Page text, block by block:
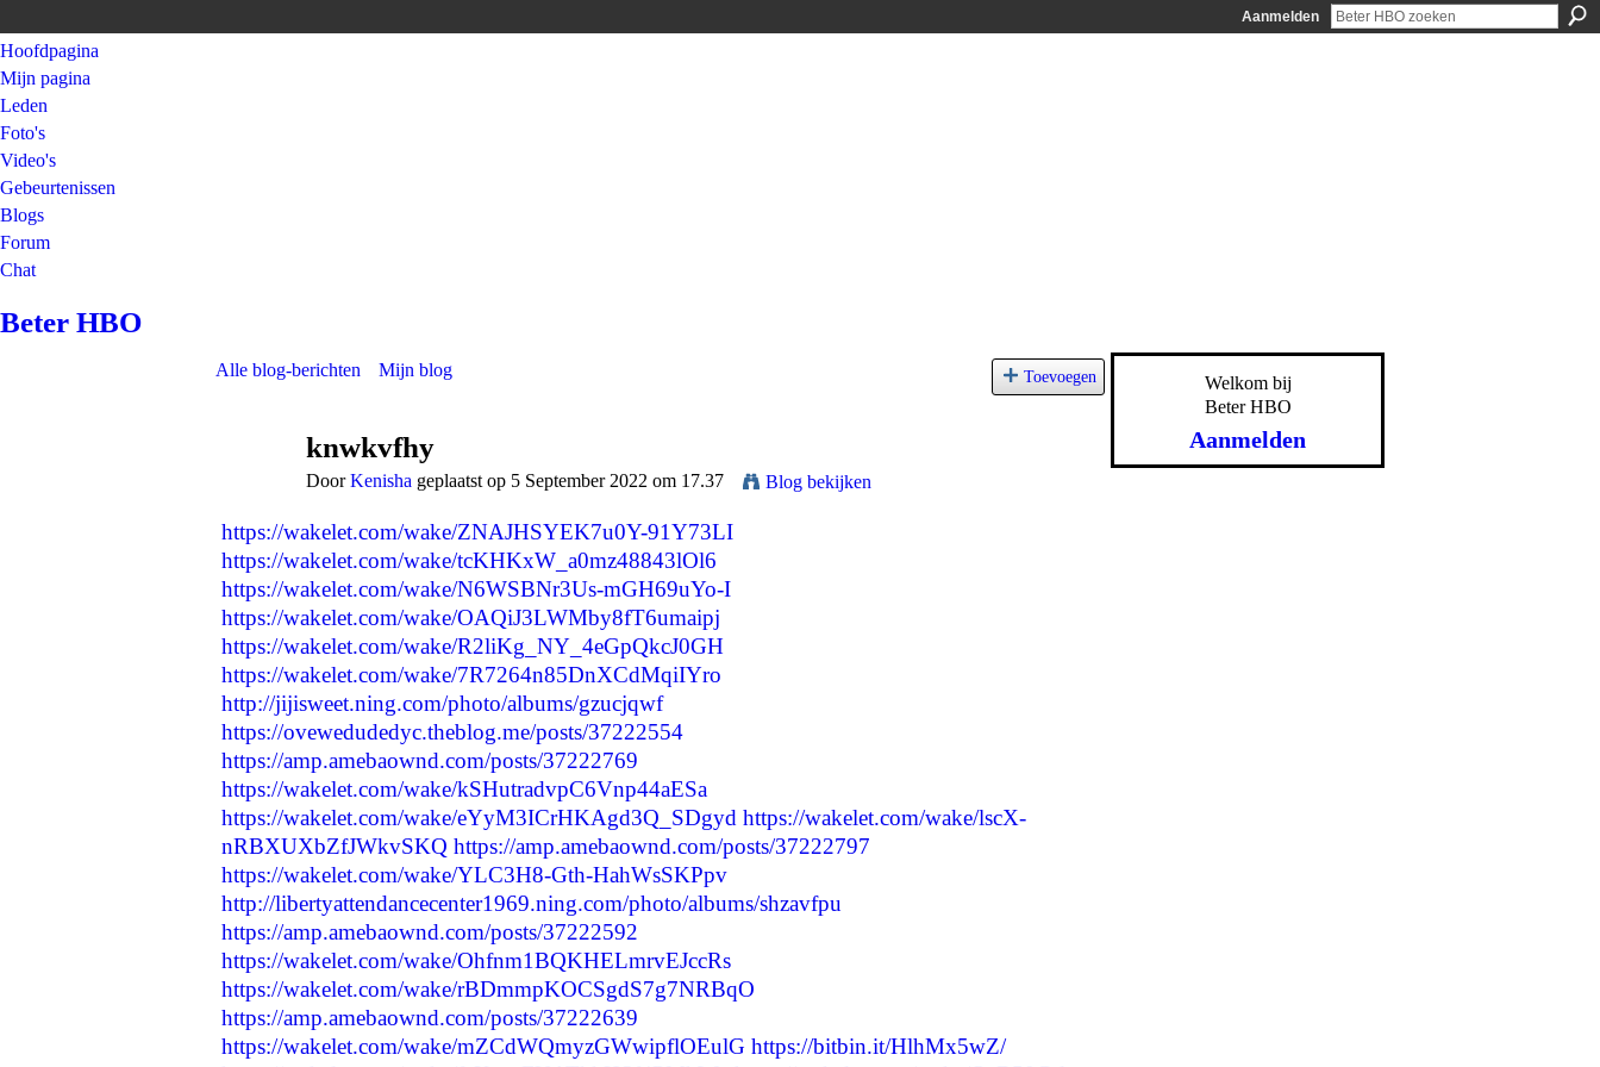
Aanmelden
Hoofdpagina
Mijn pagina
Leden
Foto's
Video's
Gebeurtenissen
Blogs
Forum
Chat
Beter HBO
Alle blog-berichten Mijn blog Toevoegen
knwkvfhy
DoorKenisha geplaatst op 5 September 2022 om 17.37 Blog bekijken
https://wakelet.com/wake/ZNAJHSYEK7u0Y-91Y73LI
https://wakelet.com/wake/tcKHKxW_a0mz48843lOl6
https://wakelet.com/wake/N6WSBNr3Us-mGH69uYo-I
https://wakelet.com/wake/OAQiJ3LWMby8fT6umaipj
https://wakelet.com/wake/R2liKg_NY_4eGpQkcJ0GH
https://wakelet.com/wake/7R7264n85DnXCdMqiIYro
http://jijisweet.ning.com/photo/albums/gzucjqwf
https://ovewedudedyc.theblog.me/posts/37222554
https://amp.amebaownd.com/posts/37222769
https://wakelet.com/wake/kSHutradvpC6Vnp44aESa
https://wakelet.com/wake/eYyM3ICrHKAgd3Q_SDgyd https://wakelet.com/wake/lscX-
nRBXUXbZfJWkvSKQ https://amp.amebaownd.com/posts/37222797
https://wakelet.com/wake/YLC3H8-Gth-HahWsSKPpv
http://libertyattendancecenter1969.ning.com/photo/albums/shzavfpu
https://amp.amebaownd.com/posts/37222592
https://wakelet.com/wake/Ohfnm1BQKHELmrvEJccRs
https://wakelet.com/wake/rBDmmpKOCSgdS7g7NRBqO
https://amp.amebaownd.com/posts/37222639
https://wakelet.com/wake/mZCdWQmyzGWwipflOEulG https://bitbin.it/HlhMx5wZ/
Welkom bij
Beter HBO
Aanmelden